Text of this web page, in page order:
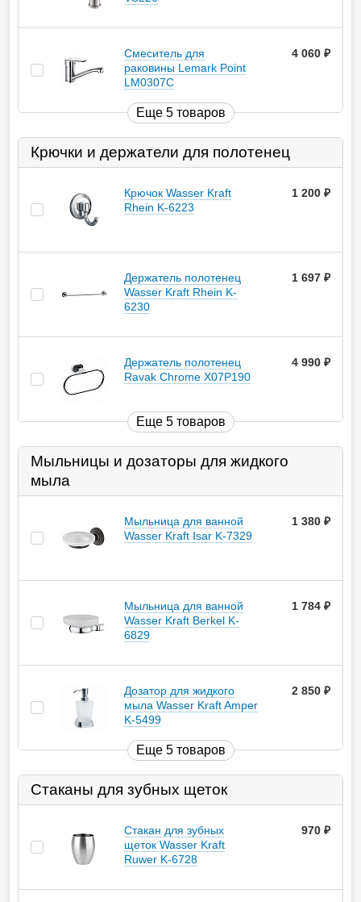
Смеситель для
раковины Lemark Point
LM0307C
4 060
Еще 5 товаров
Крючки и держатели для полотенец
Крючок Wasser Kraft
Rhein K-6223
1 200
Держатель полотенец
Wasser Kraft Rhein K-
6230
1 697
Держатель полотенец
Ravak Chrome X07P190
4 990
Еще 5 товаров
Мыльницы и дозаторы для жидкого
мыла
Мыльница для ванной
Wasser Kraft Isar K-7329
1 380
Мыльница для ванной
Wasser Kraft Berkel K-
6829
1 784
Дозатор для жидкого
мыла Wasser Kraft Amper
K-5499
2 850
Еще 5 товаров
Стаканы для зубных щеток
Стакан для зубных
щеток Wasser Kraft
Ruwer K-6728
970